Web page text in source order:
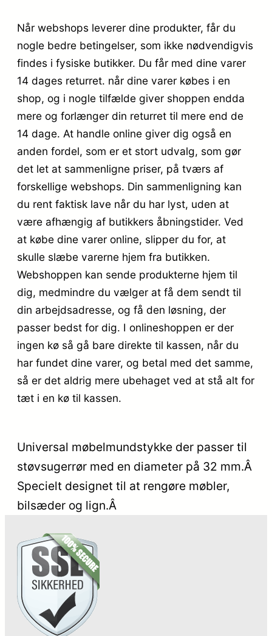
Når webshops leverer dine produkter, får du
nogle bedre betingelser, som ikke nødvendigvis
findes i fysiske butikker. Du får med dine varer
14 dages returret. når dine varer købes i en
shop, og i nogle tilfælde giver shoppen endda
mere og forlænger din returret til mere end de
14 dage. At handle online giver dig også en
anden fordel, som er et stort udvalg, som gør
det let at sammenligne priser, på tværs af
forskellige webshops. Din sammenligning kan
du rent faktisk lave når du har lyst, uden at
være afhængig af butikkers åbningstider. Ved
at købe dine varer online, slipper du for, at
skulle slæbe varerne hjem fra butikken.
Webshoppen kan sende produkterne hjem til
dig, medmindre du vælger at få dem sendt til
din arbejdsadresse, og få den løsning, der
passer bedst for dig. I onlineshoppen er der
ingen kø så gå bare direkte til kassen, når du
har fundet dine varer, og betal med det samme,
så er det aldrig mere ubehaget ved at stå alt for
tæt i en kø til kassen.
Universal møbelmundstykke der passer til
støvsugerrør med en diameter på 32 mm.Â
Specielt designet til at rengøre møbler,
bilsæder og lign.Â